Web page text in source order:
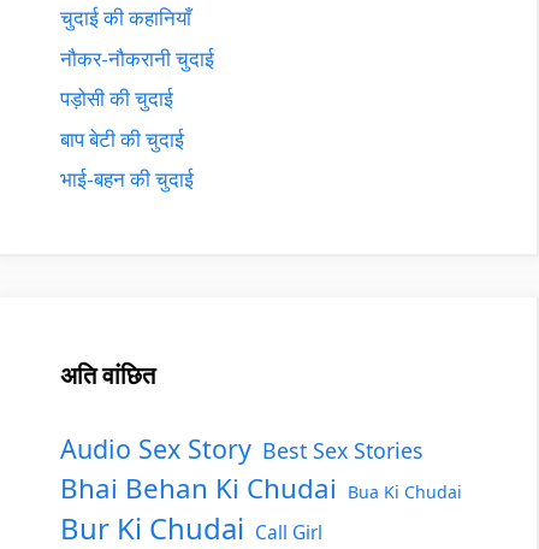
चुदाई की कहानियाँ
नौकर-नौकरानी चुदाई
पड़ोसी की चुदाई
बाप बेटी की चुदाई
भाई-बहन की चुदाई
अति वांछित
Audio Sex Story Best Sex Stories
Bhai Behan Ki Chudai Bua Ki Chudai
Bur Ki Chudai Call Girl